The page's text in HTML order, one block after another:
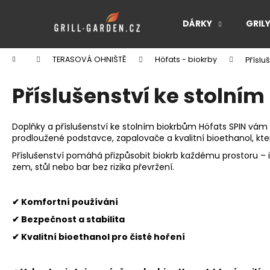
DÁRKY GRILY
Domů TERASOVÁ OHNIŠTĚ Höfats - biokrby
Příslušenství ke
Doplňky a příslušenství ke stolním biokrbům Höfats SPIN
prodloužené podstavce, zapalovače a kvalitní bioethanol,
Příslušenství pomáhá přizpůsobit biokrb každému prostoru
zem, stůl nebo bar bez rizika převržení.
✔ Komfortní používání
✔ Bezpečnost a stabilita
✔ Kvalitní bioethanol pro čisté hoření
í
Zpět
do
obchodu
Zpět
do
obchodu